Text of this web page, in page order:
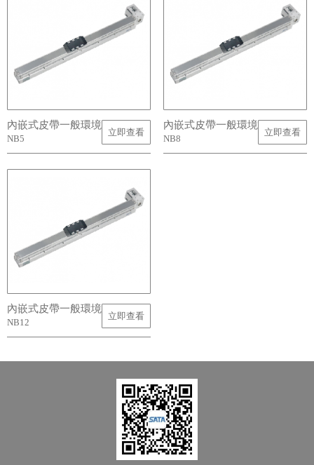
內嵌式皮帶一般環境
NB5
立即查看
內嵌式皮帶一般環境
NB8
立即查看
內嵌式皮帶一般環境
NB12
立即查看